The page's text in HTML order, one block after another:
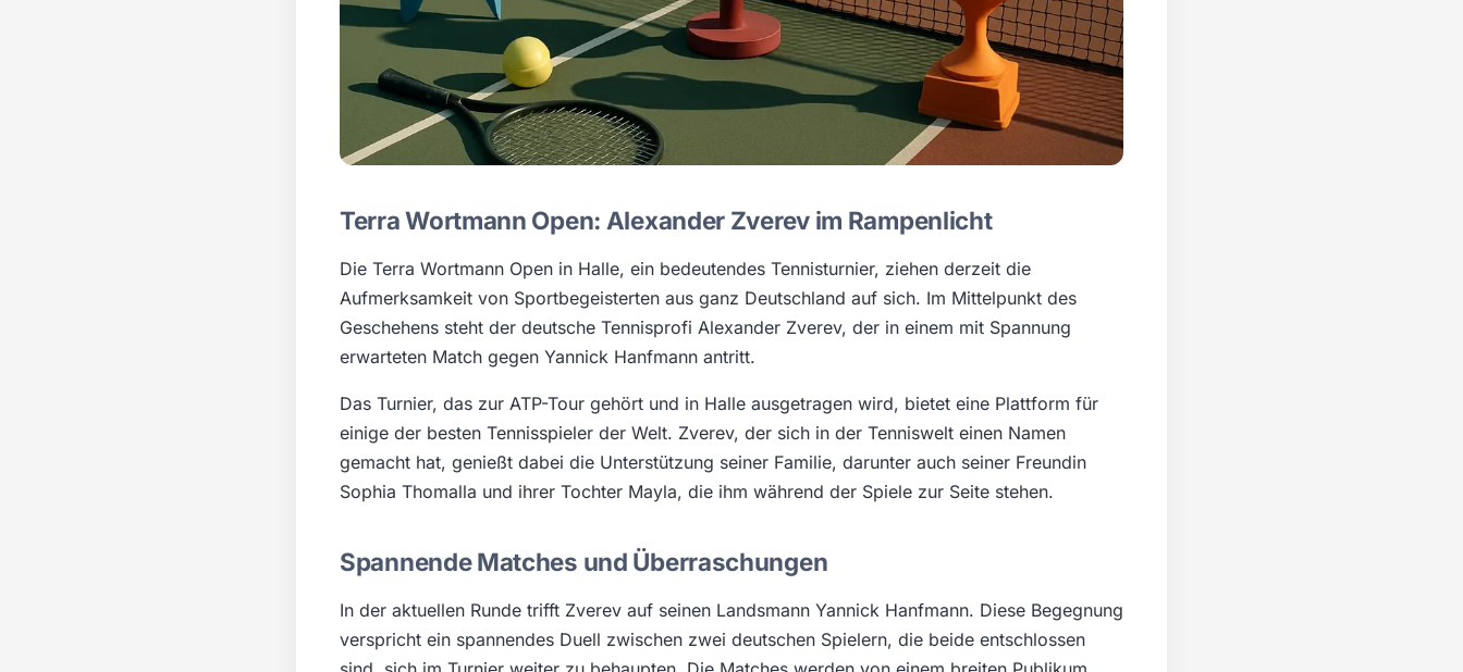
Terra Wortmann Open: Alexander Zverev im Rampenlicht
Die Terra Wortmann Open in Halle, ein bedeutendes Tennisturnier, ziehen derzeit die
Aufmerksamkeit von Sportbegeisterten aus ganz Deutschland auf sich. Im Mittelpunkt des
Geschehens steht der deutsche Tennisprofi Alexander Zverev, der in einem mit Spannung
erwarteten Match gegen Yannick Hanfmann antritt.
Das Turnier, das zur ATP-Tour gehört und in Halle ausgetragen wird, bietet eine Plattform für
einige der besten Tennisspieler der Welt. Zverev, der sich in der Tenniswelt einen Namen
gemacht hat, genießt dabei die Unterstützung seiner Familie, darunter auch seiner Freundin
Sophia Thomalla und ihrer Tochter Mayla, die ihm während der Spiele zur Seite stehen.
Spannende Matches und Überraschungen
In der aktuellen Runde trifft Zverev auf seinen Landsmann Yannick Hanfmann. Diese Begegnung
verspricht ein spannendes Duell zwischen zwei deutschen Spielern, die beide entschlossen